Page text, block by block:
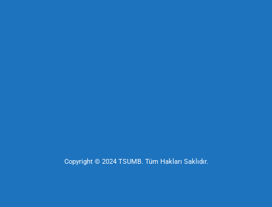
Copyright © 2024 TSUMB. Tüm Hakları Saklıdır.